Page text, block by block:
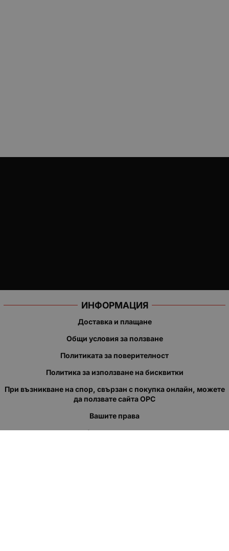
ИНФОРМАЦИЯ
Доставка и плащане
Общи условия за ползване
Политиката за поверителност
Политика за използване на бисквитки
При възникване на спор, свързан с покупка онлайн, можете
да ползвате сайта ОРС
Вашите права
Отказ от сделка